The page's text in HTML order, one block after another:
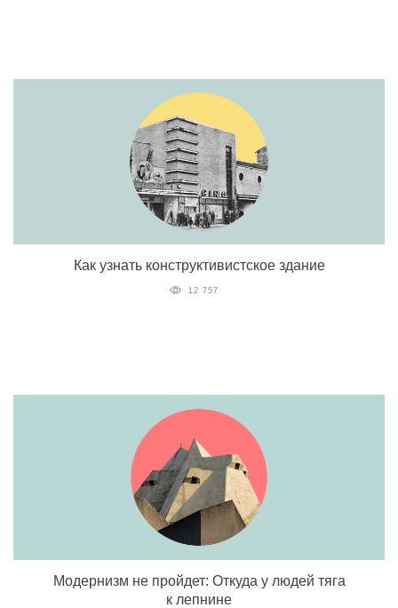
Как узнать конструктивистское здание
12 757
Модернизм не пройдет: Откуда у людей тяга
к лепнине